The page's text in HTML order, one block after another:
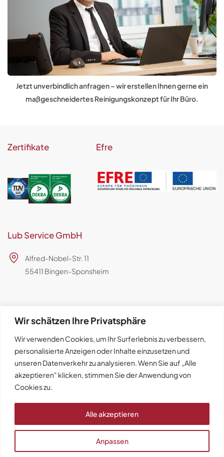
Wir schätzen Ihre Privatsphäre
Wir verwenden Cookies, um Ihr Surferlebnis zu verbessern,
personalisierte Anzeigen oder Inhalte einzusetzen und
unseren Datenverkehr zu analysieren. Wenn Sie auf „Alle
akzeptieren" klicken, stimmen Sie der Anwendung von
Cookies zu.
Anpassen
Alle akzeptieren
Jetzt unverbindlich anfragen – wir erstellen Ihnen gerne ein
maßgeschneidertes Reinigungskonzept für Ihr Büro.
Zertifikate Efre
Lub Service GmbH
Alfred-Nobel-Str. 11
55411 Bingen-Sponsheim
service@lub-service.de
© 2026 LUBSERVICE